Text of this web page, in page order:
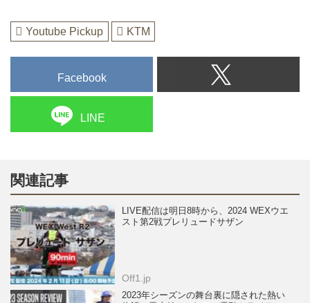
Youtube Pickup KTM
Facebook
LINE
関連記事
LIVE配信は明日8時から、2024 WEXウエ
スト第2戦プレリュードサザン
Off1.jp
2023年シーズンの舞台裏に隠された熱い